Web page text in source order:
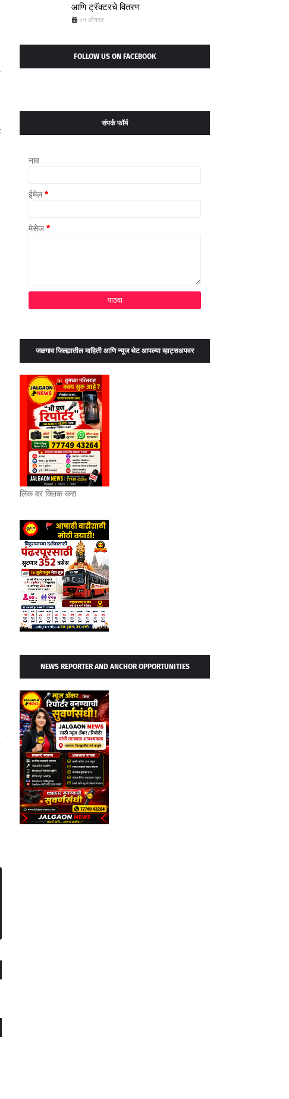
आणि ट्रॅक्टरचे वितरण
०१ ऑगस्ट
FOLLOW US ON FACEBOOK
संपर्क फॉर्म
नाव
ईमेल*
मेसेज *
जळगाव जिल्ह्यातील माहिती आणि न्यूज थेट आपल्या व्हाट्सअपवर
लिंक वर क्लिक करा
NEWS REPORTER AND ANCHOR OPPORTUNITIES